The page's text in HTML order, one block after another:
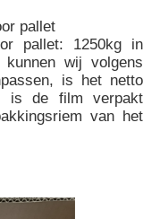
pallet
pallet: 1250kg in
wij volgens
is het netto
is de film verpakt
van het